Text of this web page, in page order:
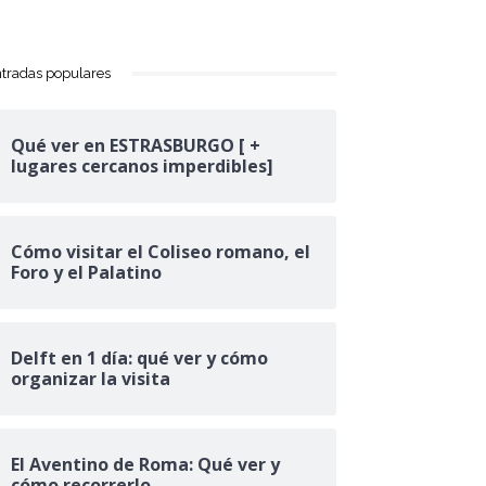
populares
Qué ver en ESTRASBURGO [ +
lugares cercanos imperdibles]
Cómo visitar el Coliseo romano, el
Foro y el Palatino
Delft en 1 día: qué ver y cómo
organizar la visita
El Aventino de Roma: Qué ver y